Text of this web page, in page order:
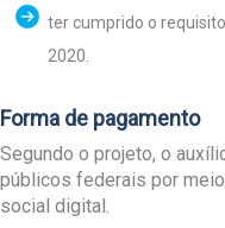
ter cumprido o
2020.
Forma de pagamento
Segundo o projeto, o
públicos federais por
social digital.